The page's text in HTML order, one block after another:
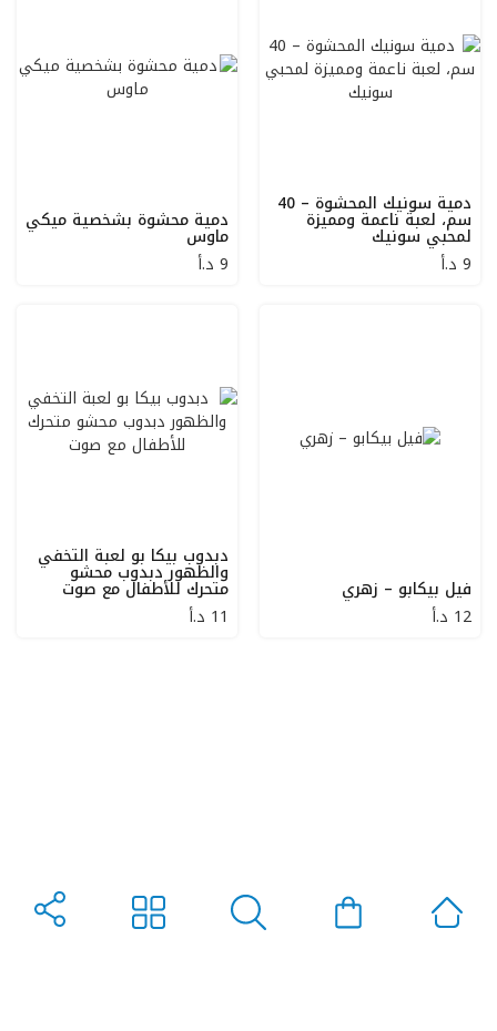
دمية سونيك المحشوة – 40
سم، لعبة ناعمة ومميزة
لمحبي سونيك
9 د.أ
دمية محشوة بشخصية ميكي
ماوس
9 د.أ
فيل بيكابو – زهري
12 د.أ
دبدوب بيكا بو لعبة التخفي
والظهور دبدوب محشو
متحرك للأطفال مع صوت
11 د.أ